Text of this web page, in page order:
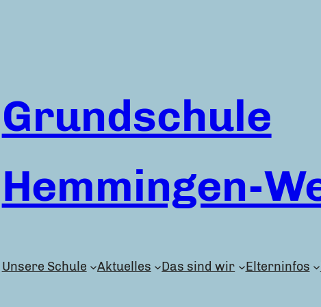
Grundschule
Hemmingen-
Unsere Schule Aktuelles Das sind wir Elterninfos